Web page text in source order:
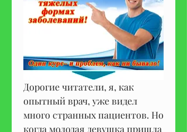
Дорогие читатели, я, как
опытный врач, уже видел
много странных пациентов. Но
когда молодая девушка пришла